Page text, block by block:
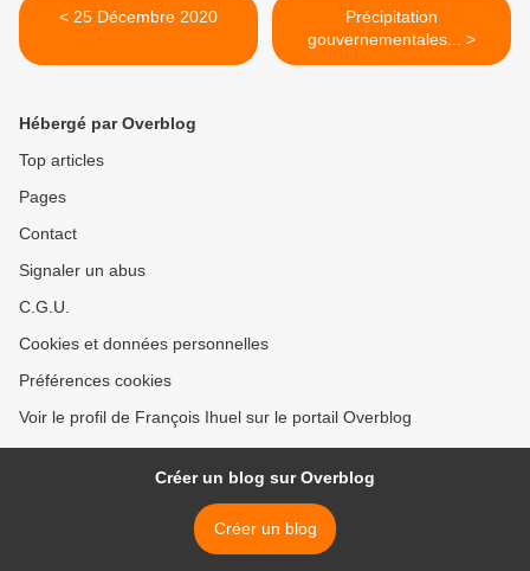
< 25 Décembre 2020
Précipitation
gouvernementales... >
Hébergé par Overblog
Top articles
Pages
Contact
Signaler un abus
C.G.U.
Cookies et données personnelles
Préférences cookies
Voir le profil de François Ihuel sur le portail Overblog
Créer un blog sur Overblog
Créer un blog